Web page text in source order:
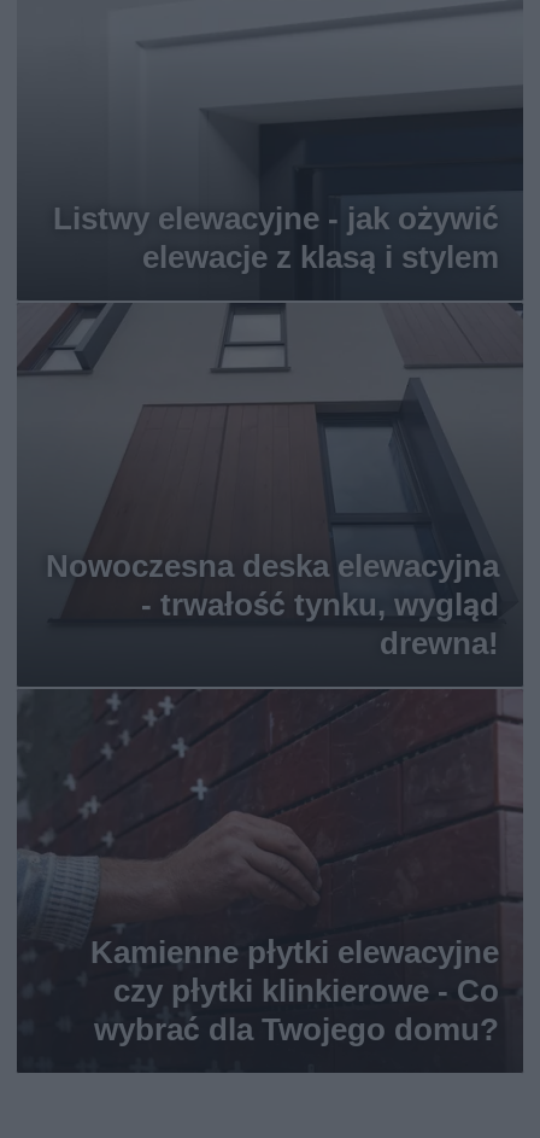
Listwy elewacyjne - jak ożywić
elewacje z klasą i stylem
Nowoczesna deska elewacyjna
- trwałość tynku, wygląd
drewna!
Kamienne płytki elewacyjne
czy płytki klinkierowe - Co
wybrać dla Twojego domu?